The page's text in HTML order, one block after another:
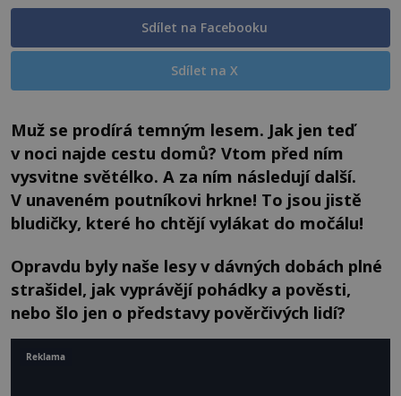
Sdílet na Facebooku
Sdílet na X
Muž se prodírá temným lesem. Jak jen teď
v noci najde cestu domů? Vtom před ním
vysvitne světélko. A za ním následují další.
V unaveném poutníkovi hrkne! To jsou jistě
bludičky, které ho chtějí vylákat do močálu!
Opravdu byly naše lesy v dávných dobách plné
strašidel, jak vyprávějí pohádky a pověsti,
nebo šlo jen o představy pověrčivých lidí?
Reklama